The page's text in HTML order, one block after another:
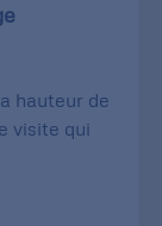
hauteur de
visite qui